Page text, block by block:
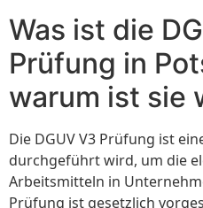
Was ist die
Prüfung in
warum ist sie
Die DGUV V3 Prüfung ist
durchgeführt wird, um die
Arbeitsmitteln in
Prüfung ist gesetzlich